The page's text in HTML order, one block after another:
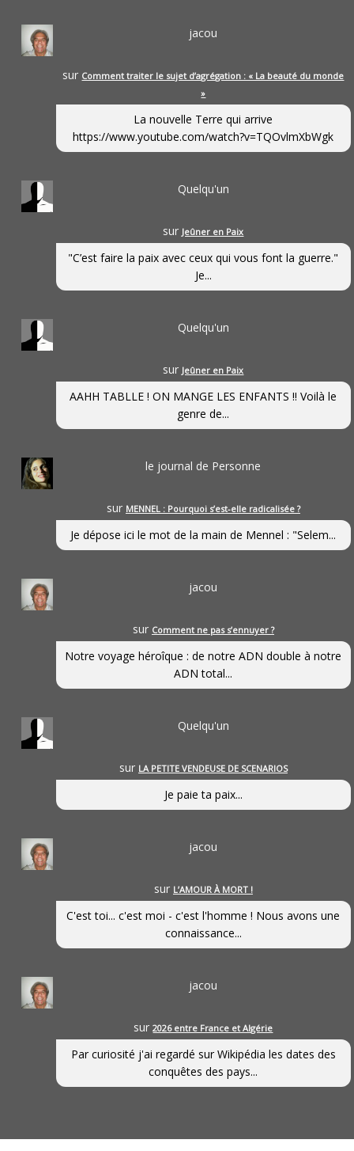
jacou
sur Comment traiter le sujet d’agrégation : « La beauté du monde
»
La nouvelle Terre qui arrive
https://www.youtube.com/watch?v=TQOvlmXbWgk
Quelqu'un
sur Jeûner en Paix
"C’est faire la paix avec ceux qui vous font la guerre."
Je...
Quelqu'un
sur Jeûner en Paix
AAHH TABLLE ! ON MANGE LES ENFANTS !! Voilà le
genre de...
le journal de Personne
sur MENNEL : Pourquoi s’est-elle radicalisée ?
Je dépose ici le mot de la main de Mennel : "Selem...
jacou
sur Comment ne pas s’ennuyer ?
Notre voyage héroîque : de notre ADN double à notre
ADN total...
Quelqu'un
sur LA PETITE VENDEUSE DE SCENARIOS
Je paie ta paix...
jacou
sur L’AMOUR À MORT !
C'est toi... c'est moi - c'est l'homme ! Nous avons une
connaissance...
jacou
sur2026 entre France et Algérie
Par curiosité j'ai regardé sur Wikipédia les dates des
conquêtes des pays...